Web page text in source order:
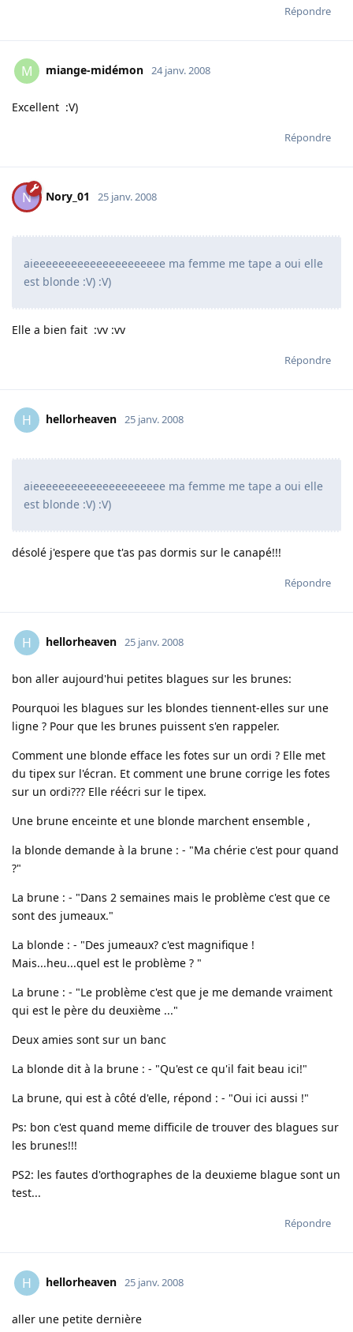
Répondre
M miange-midémon 24 janv. 2008
Excellent :V)
Répondre
N Nory_01 25 janv. 2008
aieeeeeeeeeeeeeeeeeeeee ma femme me tape a oui elle
est blonde :V) :V)
Elle a bien fait :vv :vv
Répondre
H hellorheaven 25 janv. 2008
aieeeeeeeeeeeeeeeeeeeee ma femme me tape a oui elle
est blonde :V) :V)
désolé j'espere que t'as pas dormis sur le canapé!!!
Répondre
H hellorheaven 25 janv. 2008
bon aller aujourd'hui petites blagues sur les brunes:
Pourquoi les blagues sur les blondes tiennent-elles sur une
ligne ? Pour que les brunes puissent s'en rappeler.
Comment une blonde efface les fotes sur un ordi ? Elle met
du tipex sur l'écran. Et comment une brune corrige les fotes
sur un ordi??? Elle réécri sur le tipex.
Une brune enceinte et une blonde marchent ensemble ,
la blonde demande à la brune : - "Ma chérie c'est pour quand
?"
La brune : - "Dans 2 semaines mais le problème c'est que ce
sont des jumeaux."
La blonde : - "Des jumeaux? c'est magnifique !
Mais...heu...quel est le problème ? "
La brune : - "Le problème c'est que je me demande vraiment
qui est le père du deuxième ..."
Deux amies sont sur un banc
La blonde dit à la brune : - "Qu'est ce qu'il fait beau ici!"
La brune, qui est à côté d'elle, répond : - "Oui ici aussi !"
Ps: bon c'est quand meme difficile de trouver des blagues sur
les brunes!!!
PS2: les fautes d'orthographes de la deuxieme blague sont un
test...
Répondre
H hellorheaven 25 janv. 2008
aller une petite dernière